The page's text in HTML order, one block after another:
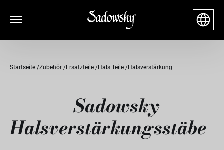
Startseite Zubehör Ersatzteile Hals Teile Halsverstärkung
Sadowsky
Halsverstärkungsstäbe